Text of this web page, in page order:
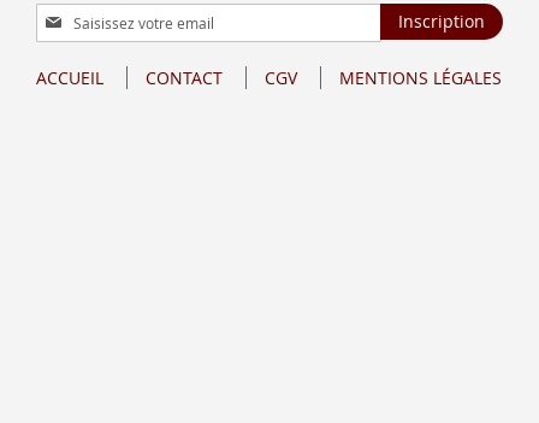
Inscription
à
lettre
Inscription
ACCUEIL CONTACT CGV MENTIONS LÉGALES